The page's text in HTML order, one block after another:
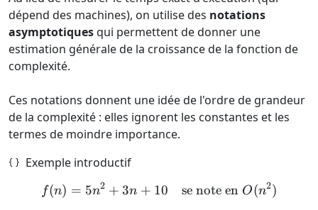
dépend des machines), on utilise des notations
asymptotiquesqui permettent de donner une
estimation générale de la croissance de la fonction de
complexité.
Ces notations donnent une idée de l'ordre de grandeur
de la complexité : elles ignorent les constantes et les
termes de moindre importance.
Exemple introductif
f(n) = 5n^2 + 3n + 10
f(n) = 5n2 + 3n + 10 se note en O(n2)